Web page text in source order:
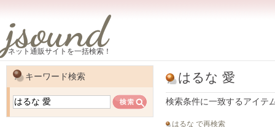
jsound
ネット通販サイトを一括検索！
はるな 愛
検索条件に一致するアイテ
はるな で再検索
キーワード検索